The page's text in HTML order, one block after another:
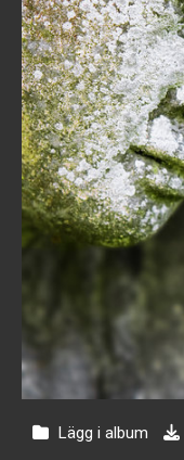
Lägg i album